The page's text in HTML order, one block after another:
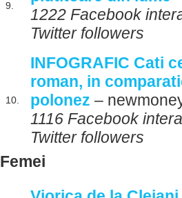
9.
1222 Facebook
Twitter followers
10.
INFOGRAFIC Cati
roman, in
polonez –
1116 Facebook
Twitter followers
Femei